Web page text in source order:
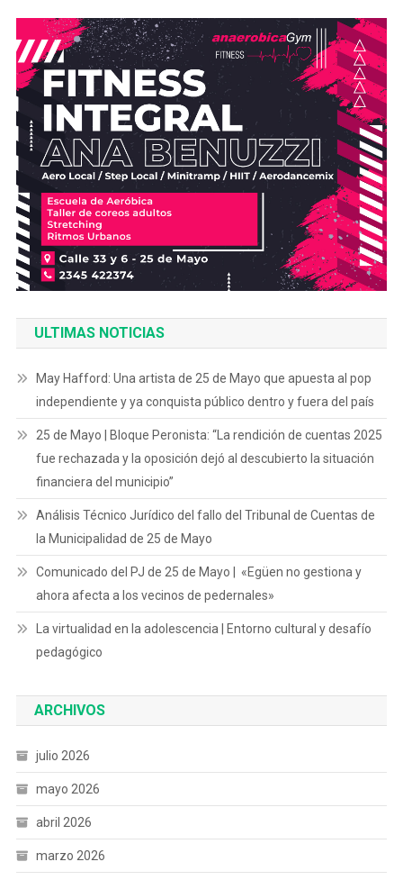
ULTIMAS NOTICIAS
May Hafford: Una artista de 25 de Mayo que apuesta al pop
independiente y ya conquista público dentro y fuera del país
25 de Mayo | Bloque Peronista: “La rendición de cuentas 2025
fue rechazada y la oposición dejó al descubierto la situación
financiera del municipio”
Análisis Técnico Jurídico del fallo del Tribunal de Cuentas de
la Municipalidad de 25 de Mayo
Comunicado del PJ de 25 de Mayo | «Egüen no gestiona y
ahora afecta a los vecinos de pedernales»
La virtualidad en la adolescencia | Entorno cultural y desafío
pedagógico
ARCHIVOS
julio 2026
mayo 2026
abril 2026
marzo 2026